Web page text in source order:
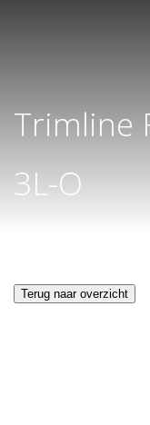
Trimline
3L-O
Terug naar overzicht